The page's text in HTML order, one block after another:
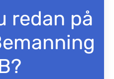
redan på